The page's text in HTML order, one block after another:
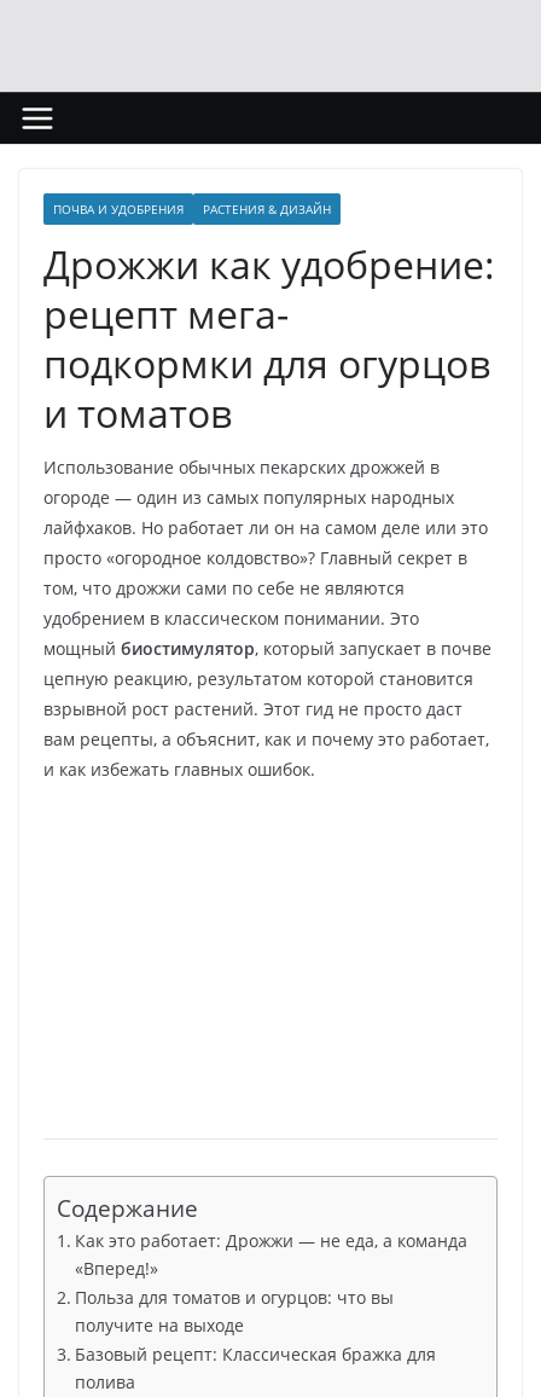
ПОЧВА И УДОБРЕНИЯ РАСТЕНИЯ & ДИЗАЙН
Дрожжи как удобрение:
рецепт мега-
подкормки для огурцов
и томатов
Использование обычных пекарских дрожжей в
огороде — один из самых популярных народных
лайфхаков. Но работает ли он на самом деле или это
просто «огородное колдовство»? Главный секрет в
том, что дрожжи сами по себе не являются
удобрением в классическом понимании. Это
мощный биостимулятор, который запускает в почве
цепную реакцию, результатом которой становится
взрывной рост растений. Этот гид не просто даст
вам рецепты, а объяснит, как и почему это работает,
и как избежать главных ошибок.
Содержание
Как это работает: Дрожжи — не еда, а команда
«Вперед!»
Польза для томатов и огурцов: что вы
получите на выходе
Базовый рецепт: Классическая бражка для
полива